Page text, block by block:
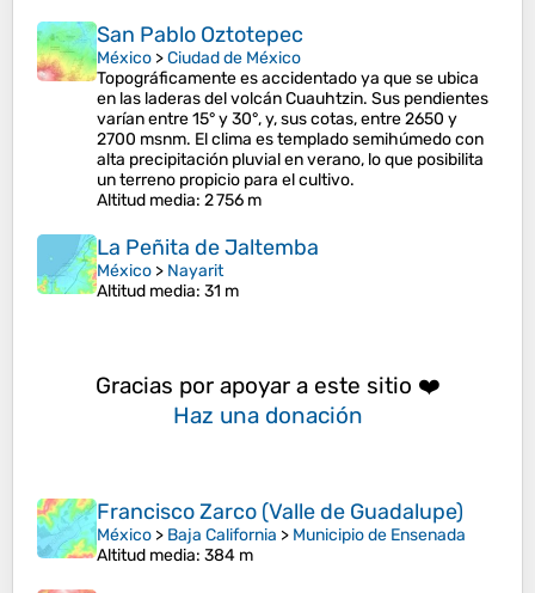
San Pablo Oztotepec
México >Ciudad de México
Topográficamente es accidentado ya que se ubica
en las laderas del volcán Cuauhtzin. Sus pendientes
varían entre 15° y 30°, y, sus cotas, entre 2650 y
2700 msnm. El clima es templado semihúmedo con
alta precipitación pluvial en verano, lo que posibilita
un terreno propicio para el cultivo.
Altitud media: 2 756 m
La Peñita de Jaltemba
México > Nayarit
Altitud media: 31 m
Gracias por apoyar a este sitio ❤️
Haz una donación
Francisco Zarco (Valle de Guadalupe)
México > Baja California > Municipio de Ensenada
Altitud media: 384 m